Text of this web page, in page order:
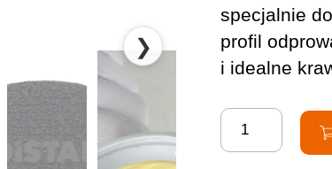
❯
specjalnie
profil
i idealne